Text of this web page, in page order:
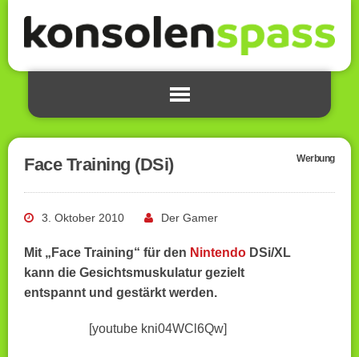
Face Training (DSi) Werbung
3. Oktober 2010 Der Gamer
Mit „Face Training“ für den Nintendo DSi/XL
kann die Gesichtsmuskulatur gezielt
entspannt und gestärkt werden.
[youtube kni04WCl6Qw]